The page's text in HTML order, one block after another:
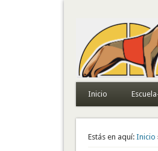
Todo sobre perros
Inicio
Estás en aquí: Inicio